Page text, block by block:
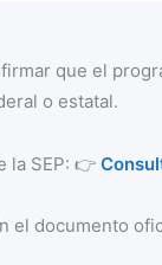
que el
o estatal.
la SEP: 👉
el documento